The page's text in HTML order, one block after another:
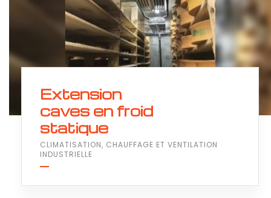
Extension
caves en froid
statique
CLIMATISATION, CHAUFFAGE ET VENTILATION
INDUSTRIELLE